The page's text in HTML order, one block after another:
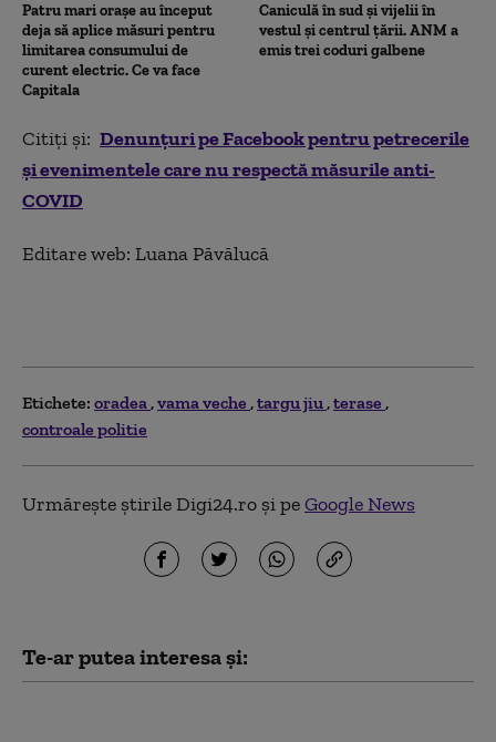
Patru mari orașe au început
deja să aplice măsuri pentru
limitarea consumului de
curent electric. Ce va face
Capitala
Caniculă în sud și vijelii în
vestul și centrul țării. ANM a
emis trei coduri galbene
Citiți și: Denunțuri pe Facebook pentru petrecerile
și evenimentele care nu respectă măsurile anti-
COVID
Editare web: Luana Păvălucă
Etichete: oradea vama veche targu jiu terase
controale politie
Urmărește știrile Digi24.ro și peGoogle News
Te-ar putea interesa și: